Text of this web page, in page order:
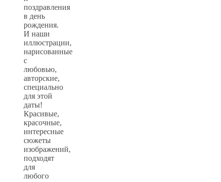
поздравления
в день
рождения.
И наши
иллюстрации,
нарисованные
с
любовью,
авторские,
специально
для этой
даты!
Красивые,
красочные,
интересные
сюжеты
изображений,
подходят
для
любого